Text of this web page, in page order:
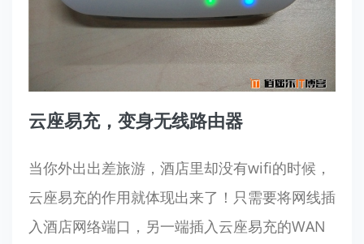
云座易充，变身无线路由器
当你外出出差旅游，酒店里却没有wifi的时候，
云座易充的作用就体现出来了！只需要将网线插
入酒店网络端口，另一端插入云座易充的WAN